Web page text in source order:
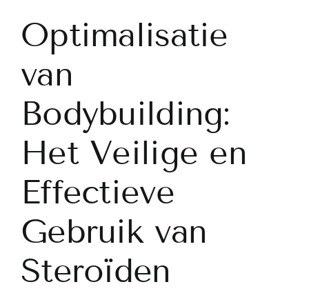
Optimalisatie
van
Bodybuilding:
Het Veilige en
Effectieve
Gebruik van
Steroïden